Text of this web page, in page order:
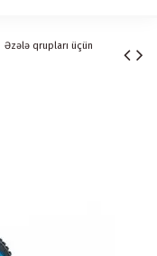
Əzələ qrupları üçün